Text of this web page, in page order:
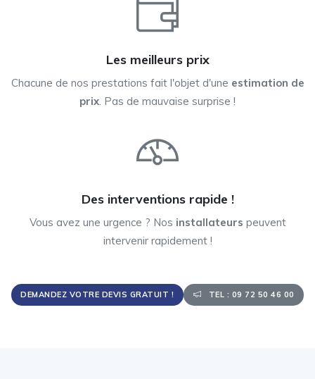
Les meilleurs prix
Chacune de nos prestations fait l'objet d'une estimation de
prix . Pas de mauvaise surprise !
Des interventions rapide !
Vous avez une urgence ? Nos installateurs peuvent
intervenir rapidement !
DEMANDEZ VOTRE DEVIS GRATUIT ! TEL : 09 72 50 46 00